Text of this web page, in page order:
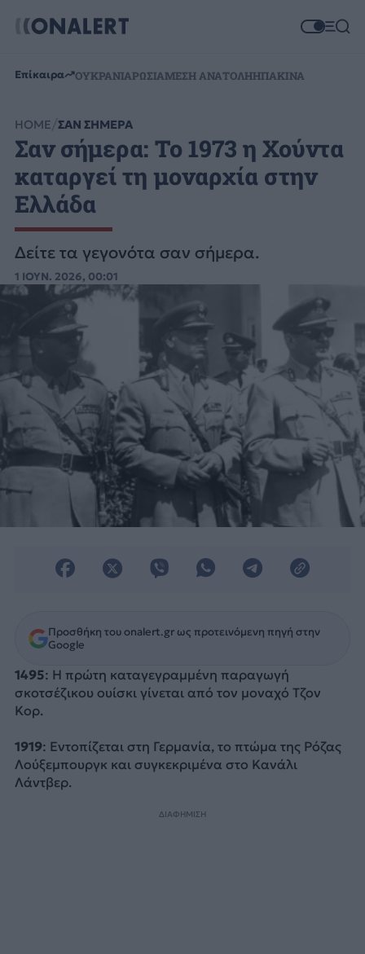
Επίκαιρα ΟΥΚΡΑΝΙΑΡΩΣΙΑΜΕΣΗ ΑΝΑΤΟΛΗΗΠΑΚΙΝΑ
HOME ΣΑΝ ΣΗΜΕΡΑ
Σαν σήμερα: Το 1973 η Χούντα
καταργεί τη μοναρχία στην
Ελλάδα
Δείτε τα γεγονότα σαν σήμερα.
1 ΙΟΥΝ. 2026, 00:01
Προσθήκη του onalert.gr ως προτεινόμενη πηγή στην
Google
1495: Η πρώτη καταγεγραμμένη παραγωγή
σκοτσέζικου ουίσκι γίνεται από τον μοναχό Τζον
Κορ.
1919: Εντοπίζεται στη Γερμανία, το πτώμα της Ρόζας
Λούξεμπουργκ και συγκεκριμένα στο Κανάλι
Λάντβερ.
ΔΙΑΦΗΜΙΣΗ